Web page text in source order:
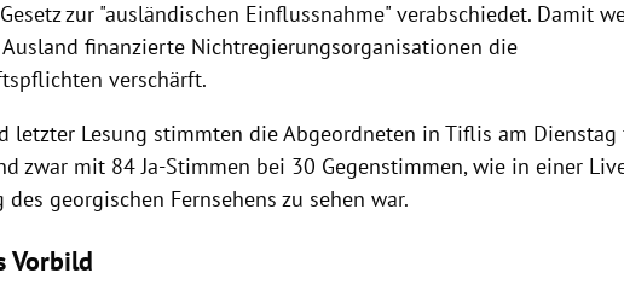
zur "ausländischen Einflussnahme" verabschiedet. Damit
finanzierte Nichtregierungsorganisationen die
verschärft.
letzter Lesung stimmten die Abgeordneten in Tiflis am
zwar mit 84 Ja-Stimmen bei 30 Gegenstimmen, wie in einer
georgischen Fernsehens zu sehen war.
Vorbild